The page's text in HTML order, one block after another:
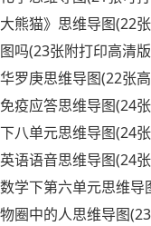
大熊猫》思维导图(22
吗(23张附打印高清
罗庚思维导图(22张
疫应答思维导图(24
八单元思维导图(24
语语音思维导图(24
学下第六单元思维
圈中的人思维导图